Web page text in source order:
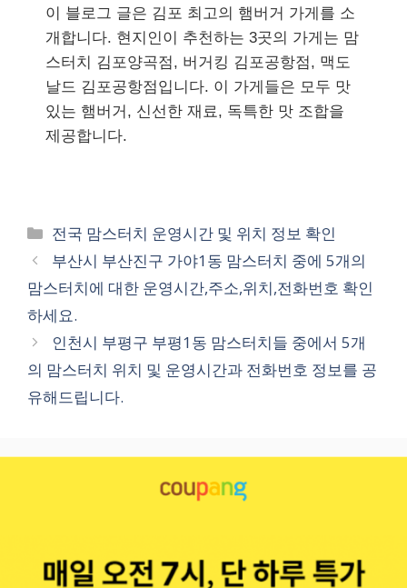
이 블로그 글은 김포 최고의 햄버거 가게를 소
개합니다. 현지인이 추천하는 3곳의 가게는 맘
스터치 김포양곡점, 버거킹 김포공항점, 맥도
날드 김포공항점입니다. 이 가게들은 모두 맛
있는 햄버거, 신선한 재료, 독특한 맛 조합을
제공합니다.
카
테
고
리
전국 맘스터치 운영시간 및 위치 정보 확인
부산시 부산진구 가야1동 맘스터치 중에 5개의
맘스터치에 대한 운영시간,주소,위치,전화번호 확인
하세요.
인천시 부평구 부평1동 맘스터치들 중에서 5개
의 맘스터치 위치 및 운영시간과 전화번호 정보를 공
유해드립니다.